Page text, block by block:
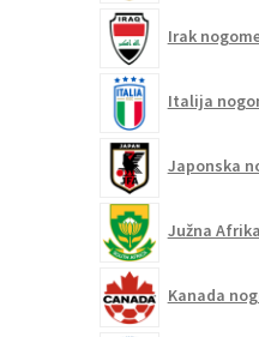
Irak
Italija
Japonska
Južna
Kanada